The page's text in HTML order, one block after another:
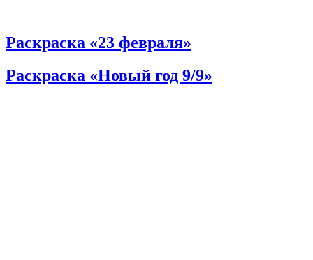
Раскраска «23 февраля»
Раскраска «Новый год 9/9»